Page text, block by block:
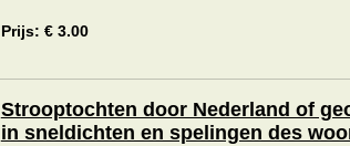
Prijs: € 3.00
Strooptochten door Nederland of
in sneldichten en spelingen des